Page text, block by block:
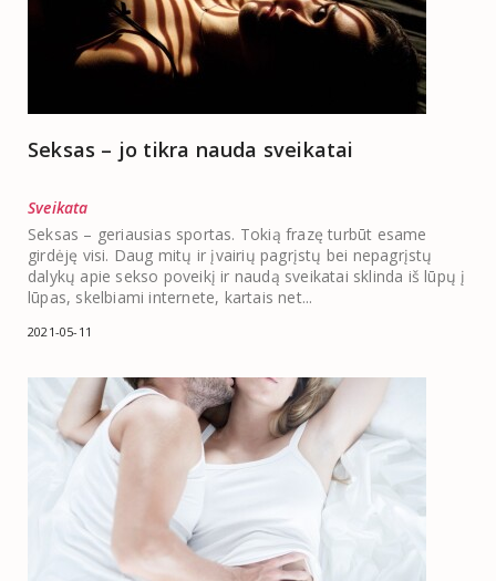
Seksas – jo tikra nauda sveikatai
Sveikata
Seksas – geriausias sportas. Tokią frazę turbūt esame
girdėję visi. Daug mitų ir įvairių pagrįstų bei nepagrįstų
dalykų apie sekso poveikį ir naudą sveikatai sklinda iš lūpų į
lūpas, skelbiami internete, kartais net...
2021-05-11